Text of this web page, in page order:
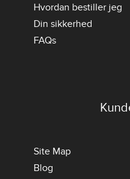
Hvordan bestiller jeg
Din sikkerhed
FAQs
Site Map
Blog